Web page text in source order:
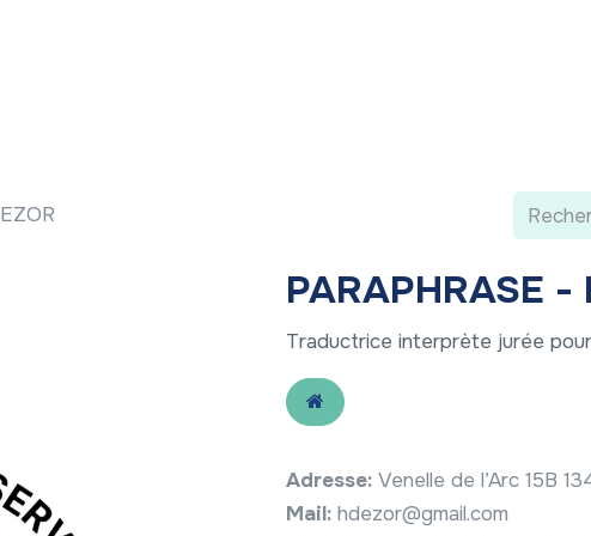
PARAPHRASE -
Traductrice interprète jurée
Adresse: Venelle de l’Arc 15B
Mail: hdezor@gmail.com